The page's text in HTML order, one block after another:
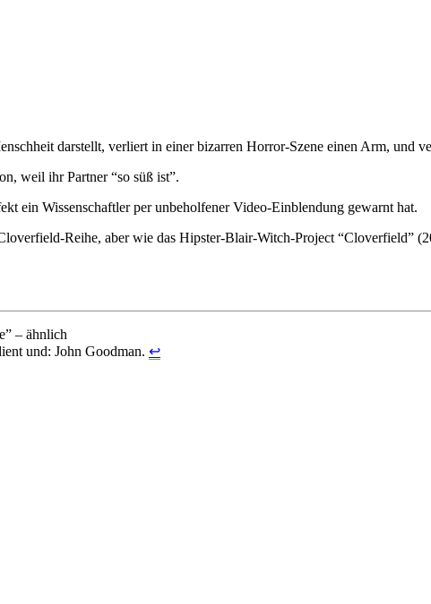
darstellt, verliert in einer bizarren Horror-Szene einen Arm, und
weil ihr Partner “so süß ist”.
ein Wissenschaftler per unbeholfener Video-Einblendung gewarnt hat.
Reihe, aber wie das Hipster-Blair-Witch-Project “Cloverfield”
– ähnlich
und: John Goodman. ↩